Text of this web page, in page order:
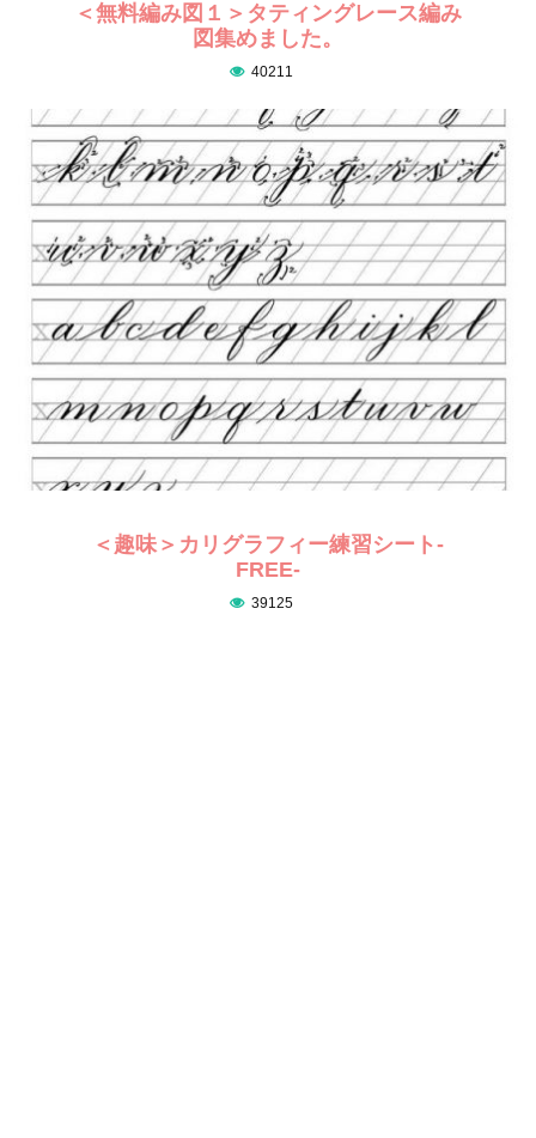
＜無料編み図１＞タティングレース編み
図集めました。
40211
＜趣味＞カリグラフィー練習シート-
FREE-
39125